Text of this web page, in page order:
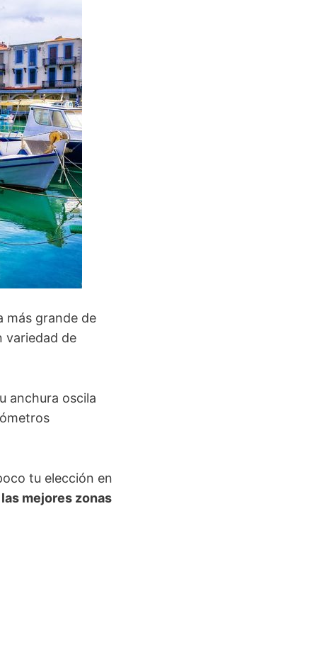
más grande de
variedad de
anchura oscila
tu elección en
las mejores zonas